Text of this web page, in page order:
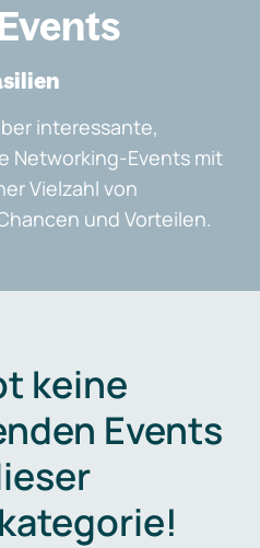
interessante,
Networking-Events mit
Vielzahl von
und Vorteilen.
keine
Events